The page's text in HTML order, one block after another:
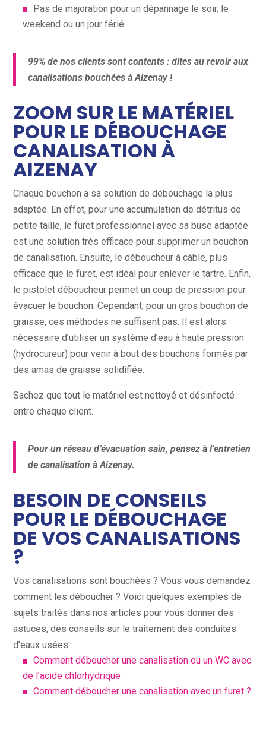
Pas de majoration pour un dépannage le soir, le
weekend ou un jour férié
99% de nos clients sont contents : dites au revoir aux
canalisations bouchées à Aizenay !
ZOOM SUR LE MATÉRIEL
POUR LE DÉBOUCHAGE
CANALISATION À
AIZENAY
Chaque bouchon a sa solution de débouchage la plus
adaptée. En effet, pour une accumulation de détritus de
petite taille, le furet professionnel avec sa buse adaptée
est une solution très efficace pour supprimer un bouchon
de canalisation. Ensuite, le déboucheur à câble, plus
efficace que le furet, est idéal pour enlever le tartre. Enfin,
le pistolet déboucheur permet un coup de pression pour
évacuer le bouchon. Cependant, pour un gros bouchon de
graisse, ces méthodes ne suffisent pas. Il est alors
nécessaire d’utiliser un système d’eau à haute pression
(hydrocureur) pour venir à bout des bouchons formés par
des amas de graisse solidifiée.
Sachez que tout le matériel est nettoyé et désinfecté
entre chaque client.
Pour un réseau d’évacuation sain, pensez à l’entretien
de canalisation à Aizenay.
BESOIN DE CONSEILS
POUR LE DÉBOUCHAGE
DE VOS CANALISATIONS
?
Vos canalisations sont bouchées ? Vous vous demandez
comment les déboucher ? Voici quelques exemples de
sujets traités dans nos articles pour vous donner des
astuces, des conseils sur le traitement des conduites
d’eaux usées :
Comment déboucher une canalisation ou un WC avec
de l’acide chlorhydrique
Comment déboucher une canalisation avec un furet ?